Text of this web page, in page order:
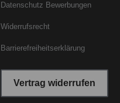
Datenschutz Bewerbungen
Widerrufsrecht
Barrierefreiheitserklärung
Vertrag widerrufen